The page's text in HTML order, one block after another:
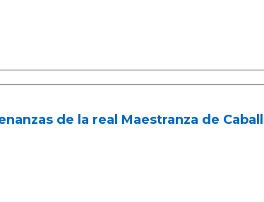
de la real Maestranza de